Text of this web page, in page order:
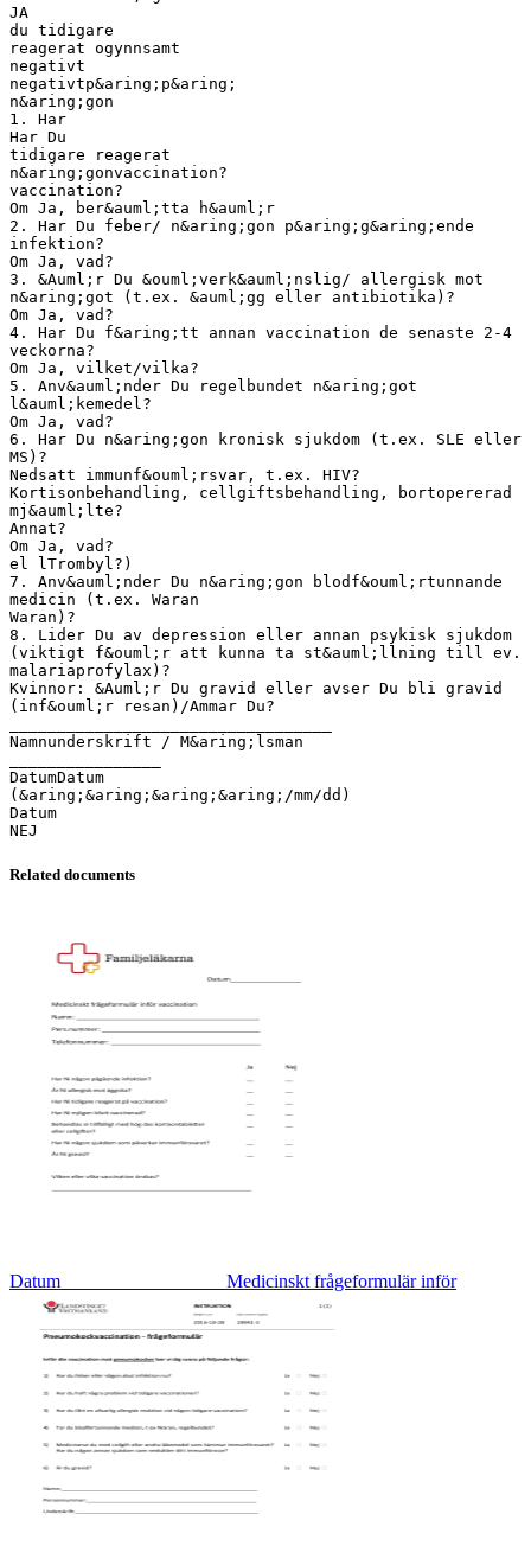
JA
du tidigare
reagerat ogynnsamt
negativt
negativtp&aring;p&aring;
n&aring;gon
1. Har
Har Du
tidigare reagerat
n&aring;gonvaccination?
vaccination?
Om Ja, ber&auml;tta h&auml;r
2. Har Du feber/ n&aring;gon p&aring;g&aring;ende
infektion?
Om Ja, vad?
3. &Auml;r Du &ouml;verk&auml;nslig/ allergisk mot
n&aring;got (t.ex. &auml;gg eller antibiotika)?
Om Ja, vad?
4. Har Du f&aring;tt annan vaccination de senaste 2-4
veckorna?
Om Ja, vilket/vilka?
5. Anv&auml;nder Du regelbundet n&aring;got
l&auml;kemedel?
Om Ja, vad?
6. Har Du n&aring;gon kronisk sjukdom (t.ex. SLE eller
MS)?
Nedsatt immunf&ouml;rsvar, t.ex. HIV?
Kortisonbehandling, cellgiftsbehandling, bortopererad
mj&auml;lte?
Annat?
Om Ja, vad?
el lTrombyl?)
7. Anv&auml;nder Du n&aring;gon blodf&ouml;rtunnande
medicin (t.ex. Waran
Waran)?
8. Lider Du av depression eller annan psykisk sjukdom
(viktigt f&ouml;r att kunna ta st&auml;llning till ev.
malariaprofylax)?
Kvinnor: &Auml;r Du gravid eller avser Du bli gravid
(inf&ouml;r resan)/Ammar Du?
Namnunderskrift / M&aring;lsman
DatumDatum
(&aring;&aring;&aring;&aring;/mm/dd)
Datum
Related documents
Datum_________________ Medicinskt frågeformulär inför